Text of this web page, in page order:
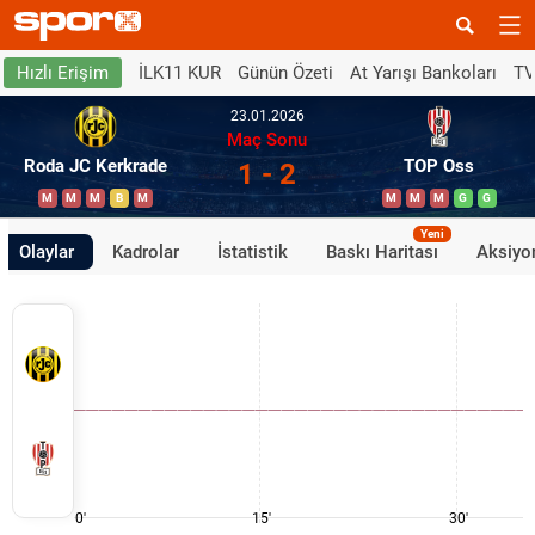
Hızlı Erişim İLK11 KUR Günün Özeti At Yarışı Bankoları
Roda JC Kerkrade
M M M B M
23.01.2026
Maç Sonu
1 - 2 TOP Oss
M M M G G
Olaylar Kadrolar İstatistik Baskı Haritası
Yeni
0' 15' 30'